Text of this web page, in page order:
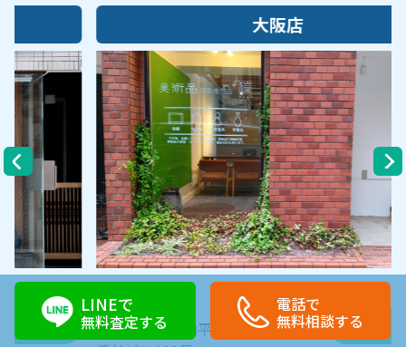
LINEで
無料査定する
電話で
無料相談する
住所
大阪市中央区内平野町1-1-5 西大
アクセスMAP